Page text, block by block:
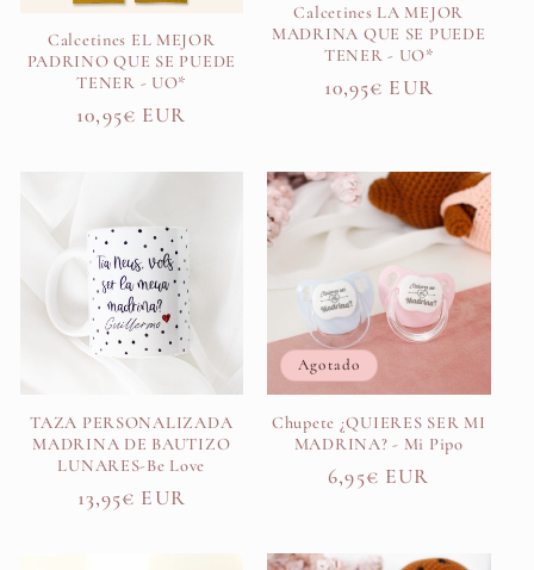
Calcetines EL MEJOR
PADRINO QUE SE PUEDE
TENER - UO*
Precio
10,95€ EUR
Calcetines LA MEJOR
MADRINA QUE SE PUEDE
TENER - UO*
Precio
10,95€ EUR
TAZA PERSONALIZADA
MADRINA DE BAUTIZO
LUNARES-Be Love
Precio
13,95€ EUR
Agotado
Chupete ¿QUIERES SER MI
MADRINA? - Mi Pipo
Precio
6,95€ EUR